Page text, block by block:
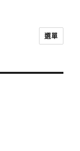
選單